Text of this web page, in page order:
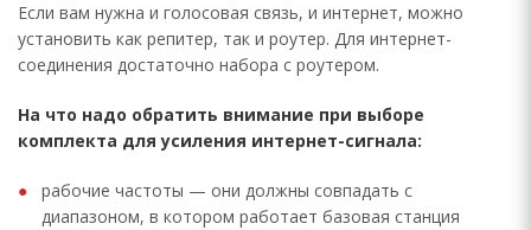
Если вам нужна и голосовая связь, и интернет, можно
установить как репитер, так и роутер. Для интернет-
соединения достаточно набора с роутером.
На что надо обратить внимание при выборе
комплекта для усиления интернет-сигнала:
рабочие частоты — они должны совпадать с
диапазоном, в котором работает базовая станция